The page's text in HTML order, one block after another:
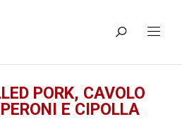
PORK, CAVOLO
E CIPOLLA